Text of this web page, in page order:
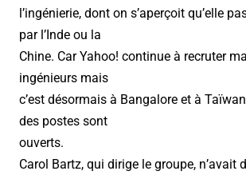
l’ingénierie, dont on s’aperçoit qu’elle
par l’Inde ou la
Chine. Car Yahoo! continue à recruter
ingénieurs mais
c’est désormais à Bangalore et à
des postes sont
ouverts.
Carol Bartz, qui dirige le groupe, n’avait